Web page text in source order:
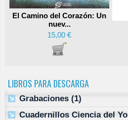
El Camino del Corazón: Un
nuev...
15,00 €
LIBROS PARA DESCARGA
Grabaciones (1)
Cuadernillos Ciencia del Yo